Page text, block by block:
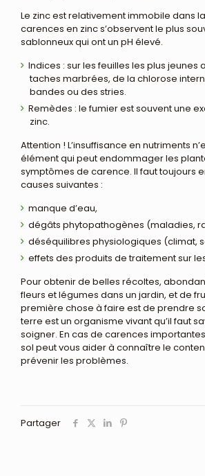
Le zinc est relativement immobile dans
carences en zinc s’observent le plus
sablonneux qui ont un pH élevé.
Indices : sur les feuilles les plus jeunes
taches marbrées, de la chlorose
bandes ou des stries.
Remèdes : le fumier est souvent une
zinc.
Attention ! L’insuffisance en nutriments
élément qui peut endommager les
symptômes de carence. Il faut toujours
causes suivantes :
manque d’eau,
dégâts phytopathogènes (maladies,
déséquilibres physiologiques (climat,
effets des produits de traitement sur
Pour obtenir de belles récoltes,
fleurs et légumes dans un jardin, et de
première chose à faire est de prendre
terre est un organisme vivant qu’il faut
soigner. En cas de carences
sol peut vous aider à connaître le
prévenir les problèmes.
Partager